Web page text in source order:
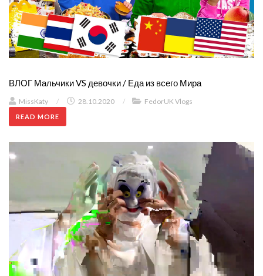
ВЛОГ Мальчики VS девочки / Еда из всего Мира
MissKaty / 28.10.2020 / FedorUK Vlogs
READ MORE